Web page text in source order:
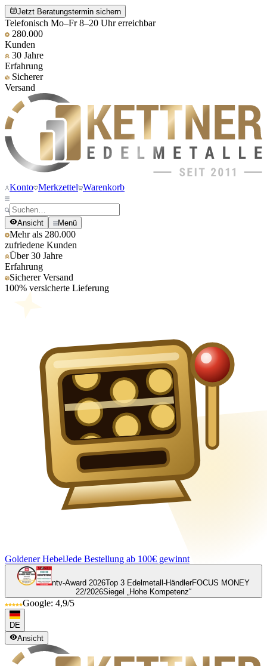
Jetzt Beratungstermin sichern
Telefonisch Mo–Fr 8–20 Uhr erreichbar
280.000
Kunden
30 Jahre
Erfahrung
Sicherer
Versand
Konto Merkzettel Warenkorb
Ansicht Menü
Mehr als 280.000
zufriedene Kunden
Über 30 Jahre
Erfahrung
Sicherer Versand
100% versicherte Lieferung
Goldener HebelJede Bestellung ab 100€ gewinnt
ntv-Award 2026Top 3 Edelmetall-HändlerFOCUS MONEY
22/2026Siegel „Hohe Kompetenz“
Google: 4,9/5
DE
Ansicht